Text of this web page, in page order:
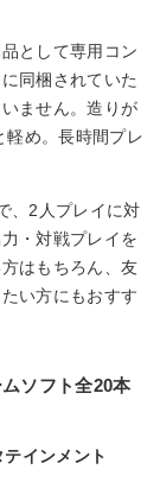
として専用コン
同梱されていた
ません。造りが
軽め。長時間プレ
、2人プレイに対
・対戦プレイを
はもちろん、友
い方にもおすす
ソフト全20本
インメント